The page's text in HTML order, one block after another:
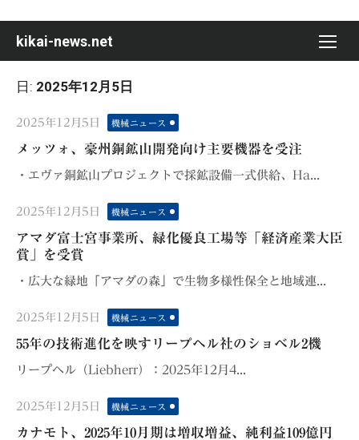
content
kikai-news.net
日: 2025年12月5日
Posted
on
2025年12月5日 機械ニュース
メッツォ、豪州銅鉱山開発向け主要機器を受注
・エヴァ銅鉱山プロジェクトで採鉱設備一式供給、Ha...
Posted
2025年12月5日 機械ニュース
アマダ富士宮事業所、緑化優良工場等「経済産業大臣
賞」を受賞
・広大な緑地「アマダの森」で生物多様性保全と地域連...
Posted
on
2025年12月5日 機械ニュース
55年の技術進化を映すリープヘル社のショベル2機
リープヘル（Liebherr）：2025年12月4...
Posted
on
2025年12月5日 機械ニュース
カナモト、2025年10月期は増収増益、純利益109億円